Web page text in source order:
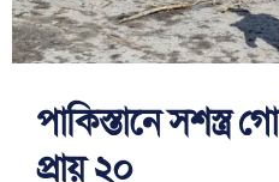
পাকিস্তানে সশস্ত্র
প্রায় ২০